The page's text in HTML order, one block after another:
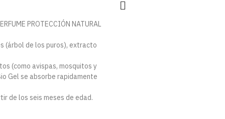
PROTECCIÓN NATURAL
(árbol de los puros), extracto
(como avispas, mosquitos y
Gel se absorbe rapidamente
de los seis meses de edad.